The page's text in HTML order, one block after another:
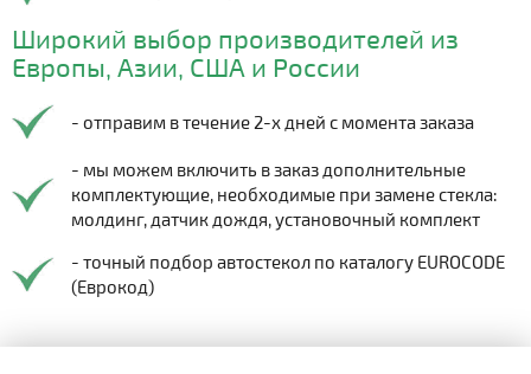
Широкий выбор производителей из
Европы, Азии, США и России
- отправим в течение 2-х дней с момента заказа
- мы можем включить в заказ дополнительные
комплектующие, необходимые при замене стекла:
молдинг, датчик дождя, установочный комплект
- точный подбор автостекол по каталогу EUROCODE
(Еврокод)